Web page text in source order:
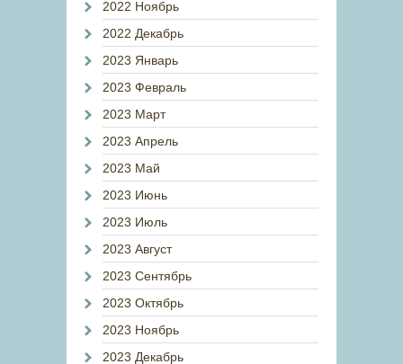
2022 Ноябрь
2022 Декабрь
2023 Январь
2023 Февраль
2023 Март
2023 Апрель
2023 Май
2023 Июнь
2023 Июль
2023 Август
2023 Сентябрь
2023 Октябрь
2023 Ноябрь
2023 Декабрь